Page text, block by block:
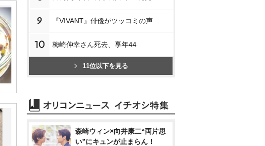
9 『VIVANT』俳優がツッコミの声
10 梅崎伸幸さん死去、享年44
11位以下を見る
森崎ウィン×向井康二“両片思
い”にキュンが止まらん！